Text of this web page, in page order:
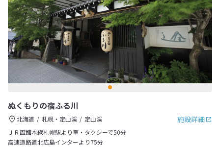
ぬくもりの宿ふる川
施設詳細
北海道 札幌・定山渓
定山渓
ＪＲ函館本線札幌駅より車・タクシーで50分
高速道路道北広島インターより75分